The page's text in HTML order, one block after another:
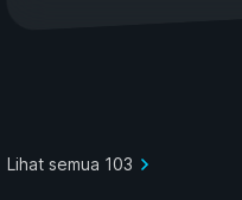
Lihat semua 103